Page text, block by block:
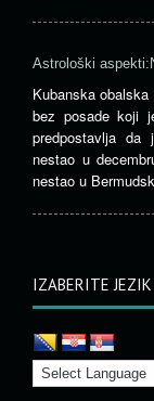
Astrološki
Kubanska
bez posade koji
predpostavlja
nestao u
nestao u
IZABERITE JEZIK